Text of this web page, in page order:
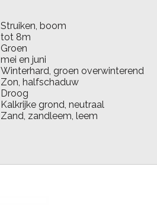
Struiken, boom
tot 8m
Groen
mei en juni
Winterhard, groen overwinterend
Zon, halfschaduw
Droog
Kalkrijke grond, neutraal
Zand, zandleem, leem